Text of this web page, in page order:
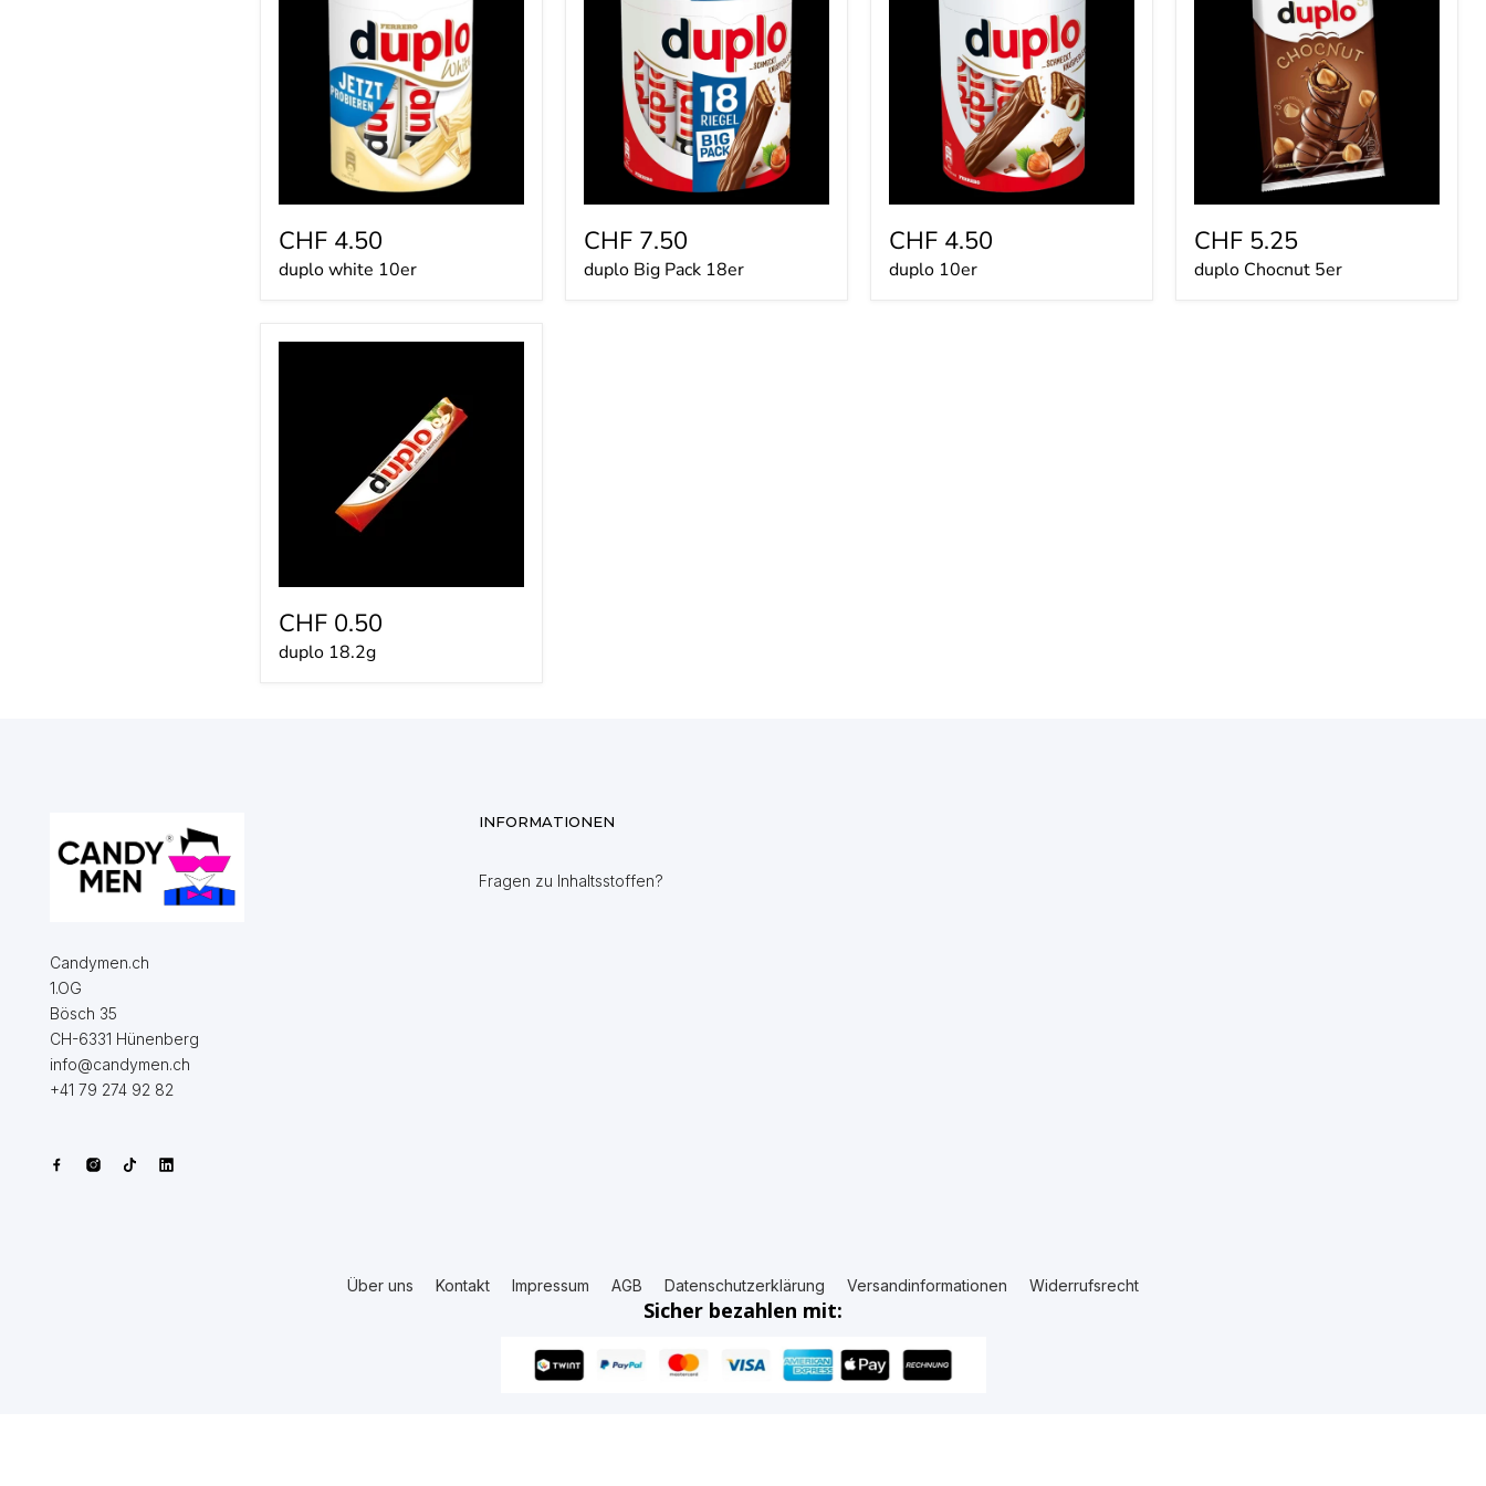
CHF 4.50
duplo white 10er
CHF 7.50
duplo Big Pack 18er
CHF 4.50
duplo 10er
CHF 5.25
duplo Chocnut 5er
CHF 0.50
duplo 18.2g
Candymen.ch
1.OG
Bösch 35
CH-6331 Hünenberg
info@candymen.ch
+41 79 274 92 82
INFORMATIONEN
Fragen zu Inhaltsstoffen?
Über uns Kontakt Impressum AGB Datenschutzerklärung Versandinformationen Widerrufsrecht
Sicher bezahlen mit: